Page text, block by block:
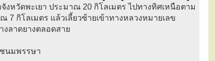
งหวัดพะเยา ประมาณ 20 กิโลเมตร ไปทางทิศเหนือตาม
7 กิโลเมตร แล้วเลี้ยวซ้ายเข้าทางหลวงหมายเลข
งลาดยางตลอดสาย
นมพรรษา